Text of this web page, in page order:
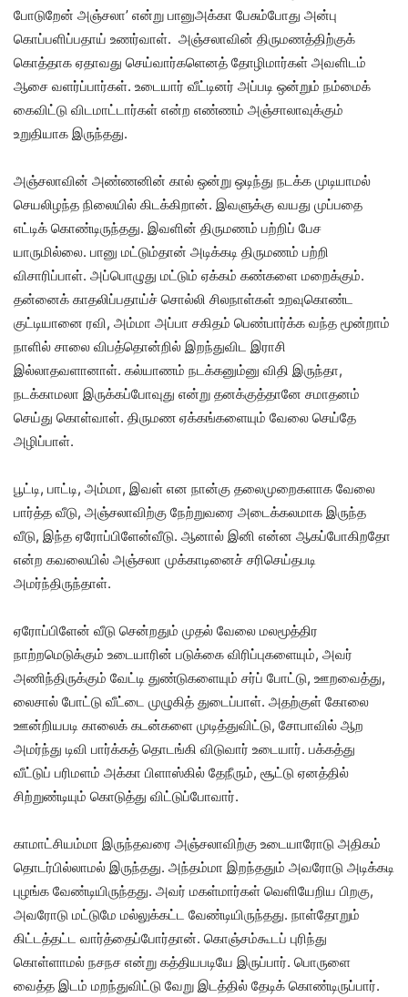
போடுறேன் அஞ்சலா’ என்று பானுஅக்கா பேசும்போது அன்பு
கொப்பளிப்பதாய் உணர்வாள். அஞ்சலாவின் திருமணத்திற்குக்
கொத்தாக ஏதாவது செய்வார்களெனத் தோழிமார்கள் அவளிடம்
ஆசை வளர்ப்பார்கள். உடையார் வீட்டினர் அப்படி ஒன்றும் நம்மைக்
கைவிட்டு விடமாட்டார்கள் என்ற எண்ணம் அஞ்சாலாவுக்கும்
உறுதியாக இருந்தது.
அஞ்சலாவின் அண்ணனின் கால் ஒன்று ஒடிந்து நடக்க முடியாமல்
செயலிழந்த நிலையில் கிடக்கிறான். இவளுக்கு வயது முப்பதை
எட்டிக் கொண்டிருந்தது. இவளின் திருமணம் பற்றிப் பேச
யாருமில்லை. பானு மட்டும்தான் அடிக்கடி திருமணம் பற்றி
விசாரிப்பாள். அப்பொழுது மட்டும் ஏக்கம் கண்களை மறைக்கும்.
தன்னைக் காதலிப்பதாய்ச் சொல்லி சிலநாள்கள் உறவுகொண்ட
குட்டியானை ரவி, அம்மா அப்பா சகிதம் பெண்பார்க்க வந்த மூன்றாம்
நாளில் சாலை விபத்தொன்றில் இறந்துவிட இராசி
இல்லாதவளானாள். கல்யாணம் நடக்கனும்னு விதி இருந்தா,
நடக்காமலா இருக்கப்போவுது என்று தனக்குத்தானே சமாதனம்
செய்து கொள்வாள். திருமண ஏக்கங்களையும் வேலை செய்தே
அழிப்பாள்.
பூட்டி, பாட்டி, அம்மா, இவள் என நான்கு தலைமுறைகளாக வேலை
பார்த்த வீடு, அஞ்சலாவிற்கு நேற்றுவரை அடைக்கலமாக இருந்த
வீடு, இந்த ஏரோப்பிளேன்வீடு. ஆனால் இனி என்ன ஆகப்போகிறதோ
என்ற கவலையில் அஞ்சலா முக்காடினைச் சரிசெய்தபடி
அமர்ந்திருந்தாள்.
ஏரோப்பிளேன் வீடு சென்றதும் முதல் வேலை மலமூத்திர
நாற்றமெடுக்கும் உடையாரின் படுக்கை விரிப்புகளையும், அவர்
அணிந்திருக்கும் வேட்டி துண்டுகளையும் சர்ப் போட்டு, ஊறவைத்து,
லைசால் போட்டு வீட்டை முழுகித் துடைப்பாள். அதற்குள் கோலை
ஊன்றியபடி காலைக் கடன்களை முடித்துவிட்டு, சோபாவில் ஆற
அமர்ந்து டிவி பார்க்கத் தொடங்கி விடுவார் உடையார். பக்கத்து
வீட்டுப் பரிமளம் அக்கா பிளாஸ்கில் தேநீரும், சூட்டு ஏனத்தில்
சிற்றுண்டியும் கொடுத்து விட்டுப்போவார்.
காமாட்சியம்மா இருந்தவரை அஞ்சலாவிற்கு உடையாரோடு அதிகம்
தொடர்பில்லாமல் இருந்தது. அந்தம்மா இறந்ததும் அவரோடு அடிக்கடி
புழங்க வேண்டியிருந்தது. அவர் மகள்மார்கள் வெளியேறிய பிறகு,
அவரோடு மட்டுமே மல்லுக்கட்ட வேண்டியிருந்தது. நாள்தோறும்
கிட்டத்தட்ட வார்த்தைப்போர்தான். கொஞ்சம்கூடப் புரிந்து
கொள்ளாமல் நசநச என்று கத்தியபடியே இருப்பார். பொருளை
வைத்த இடம் மறந்துவிட்டு வேறு இடத்தில் தேடிக் கொண்டிருப்பார்.